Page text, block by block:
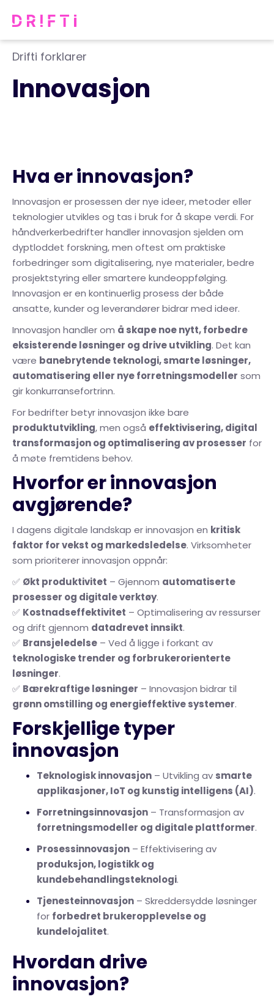
Drifti forklarer
Innovasjon
Hva er innovasjon?
Innovasjon er prosessen der nye ideer, metoder eller
teknologier utvikles og tas i bruk for å skape verdi. For
håndverkerbedrifter handler innovasjon sjelden om
dyptloddet forskning, men oftest om praktiske
forbedringer som digitalisering, nye materialer, bedre
prosjektstyring eller smartere kundeoppfølging.
Innovasjon er en kontinuerlig prosess der både
ansatte, kunder og leverandører bidrar med ideer.
Innovasjon handler om å skape noe nytt, forbedre
eksisterende løsninger og drive utvikling. Det kan
være banebrytende teknologi, smarte løsninger,
automatisering eller nye forretningsmodeller som
gir konkurransefortrinn.
For bedrifter betyr innovasjon ikke bare
produktutvikling, men også effektivisering, digital
transformasjon og optimalisering av prosesser for
å møte fremtidens behov.
Hvorfor er innovasjon
avgjørende?
I dagens digitale landskap er innovasjon en kritisk
faktor for vekst og markedsledelse. Virksomheter
som prioriterer innovasjon oppnår:
✅ Økt produktivitet – Gjennom automatiserte
prosesser og digitale verktøy.
✅ Kostnadseffektivitet – Optimalisering av ressurser
og drift gjennom datadrevet innsikt.
✅ Bransjeledelse – Ved å ligge i forkant av
teknologiske trender og forbrukerorienterte
løsninger.
✅ Bærekraftige løsninger – Innovasjon bidrar til
grønn omstilling og energieffektive systemer.
Forskjellige typer
innovasjon
Teknologisk innovasjon – Utvikling av smarte
applikasjoner, IoT og kunstig intelligens (AI).
Forretningsinnovasjon – Transformasjon av
forretningsmodeller og digitale plattformer.
Prosessinnovasjon – Effektivisering av
produksjon, logistikk og
kundebehandlingsteknologi.
Tjenesteinnovasjon – Skreddersydde løsninger
for forbedret brukeropplevelse og
kundelojalitet.
Hvordan drive
innovasjon?